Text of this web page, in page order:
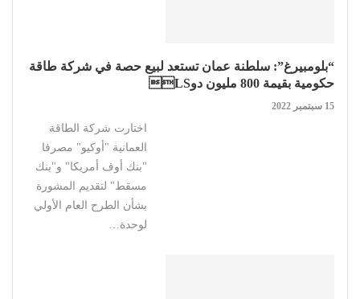
“بلومبيرغ”: سلطنة عمان تستعد لبيع حصة في شركة طاقة
حكومية بقيمة 800 مليون دوLS
15 سبتمبر 2022
اختارت شركة الطاقة
العمانية "أوكيو" مصرفا
"بنك أوف أمريكا" و"بنك
مسقط" لتقديم المشورة
بشأن الطرح العام الأولي
لوحدة…